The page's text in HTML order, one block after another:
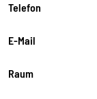
Telefon
E-Mail
Raum